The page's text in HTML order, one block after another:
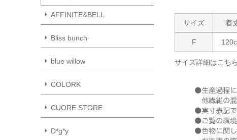
AFFINITE&BELL
Bliss bunch
blue willow
COLORK
CUORE STORE
D*g*y
サイズ 着
F
サイズ詳細はこちら